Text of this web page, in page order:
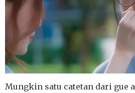
Mungkin satu catetan dari gue